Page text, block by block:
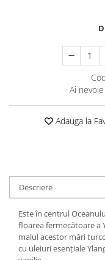
Ai
Adauga la
Descriere
Este în centrul
floarea fermecătoare a
malul acestor mări
cu uleiuri esențiale